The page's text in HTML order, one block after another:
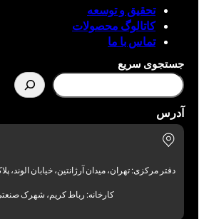
تحقیق و توسعه
کاتالوگ محصولات
تماس با ما
جستجوی سریع
آدرس
دفتر مرکزی: تهران، میدان آرژانتین، خیابان الوند، پلاک
کارخانه: رباط کریم، شهرک صنعتی